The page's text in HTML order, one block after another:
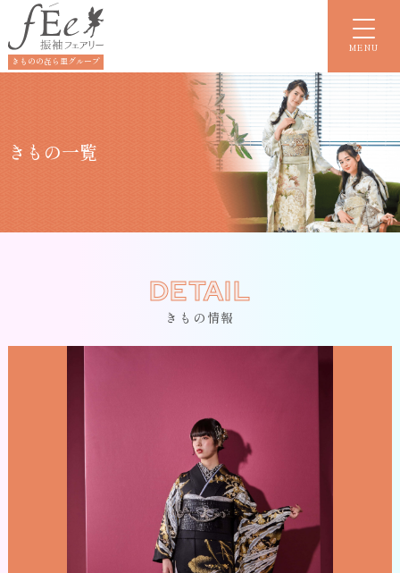
きものの㐂ら里グループ
MENU
きもの一覧
DETAIL
きもの情報